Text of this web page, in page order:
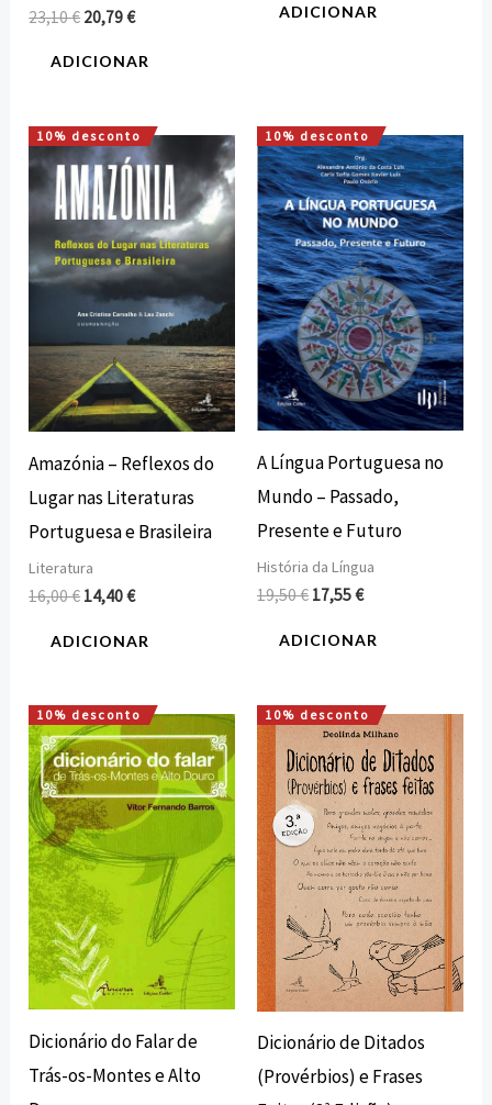
23,10€ 20,79€
ADICIONAR
ADICIONAR
10% desconto
Amazónia – Reflexos do
Lugar nas Literaturas
Portuguesa e Brasileira
Literatura
16,00€
O
preço
original
era:
16,00 €.
14,40€
O
preço
atual
é:
14,40 €.
ADICIONAR
10% desconto
A Língua Portuguesa no
Mundo – Passado,
Presente e Futuro
História da Língua
19,50€
O
preço
original
era:
19,50 €.
17,55€
O
preço
atual
é:
17,55 €.
ADICIONAR
10% desconto
Dicionário do Falar de
Trás-os-Montes e Alto
O
preço
original
era:
20,00 €.
O
preço
atual
é:
18,00 €.
10% desconto
Dicionário de Ditados
(Provérbios) e Frases
O
preço
original
era:
18,00 €.
O
preço
atual
é:
16,20 €.